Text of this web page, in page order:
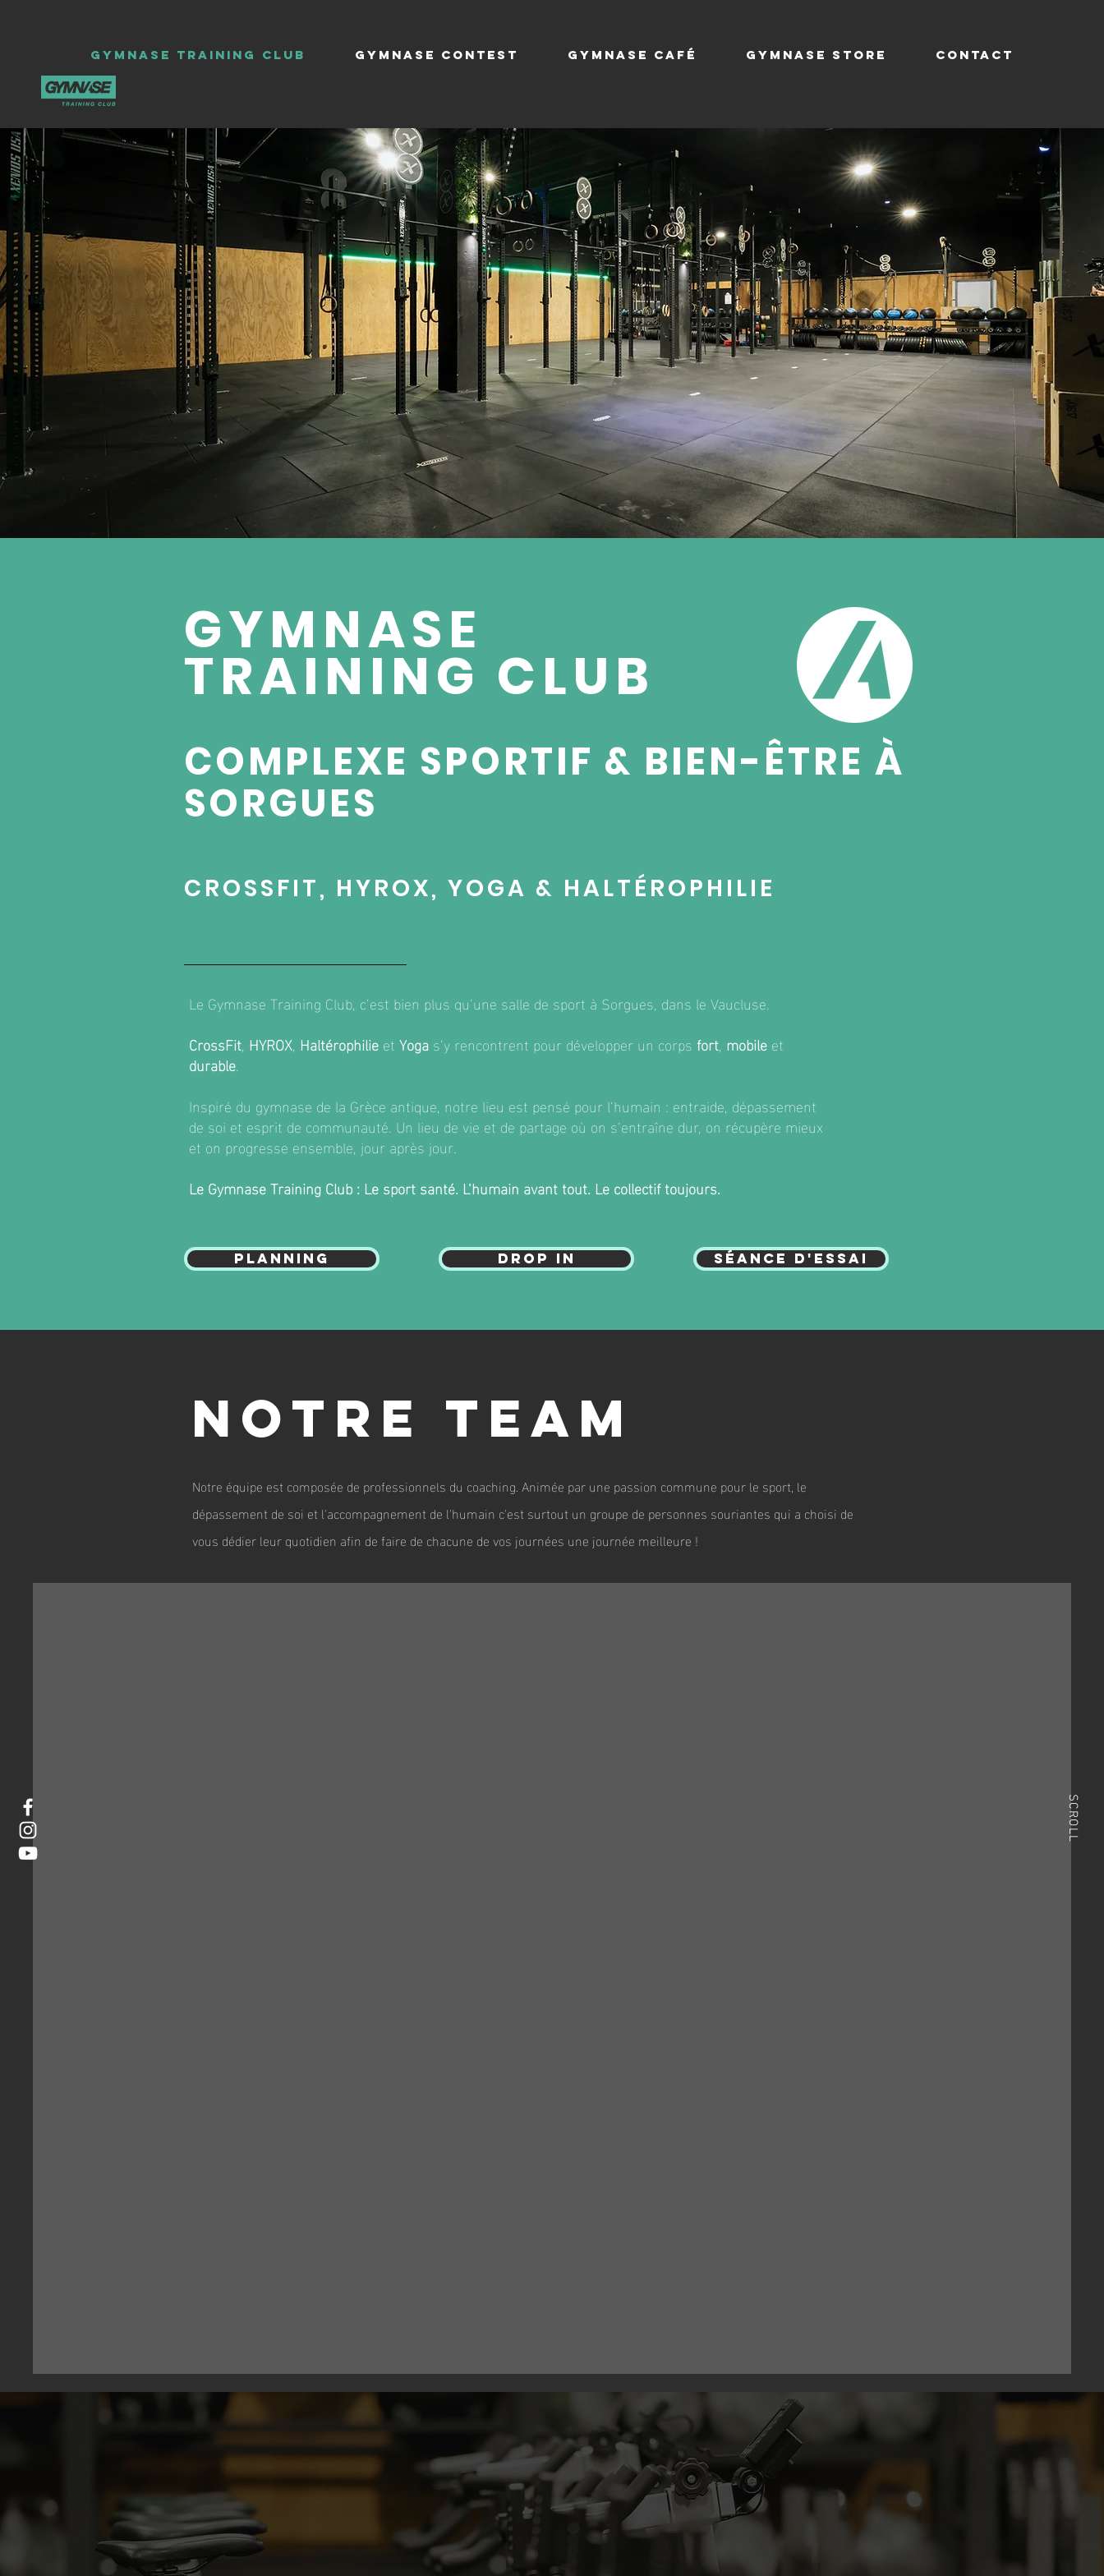
GYMNASE TRAINING CLUB GYMNASE CONTEST GYMNASE CAFÉ GYMNASE STORE CONTACT
SCROLL
GYMNASE
TRAINING CLUB
COMPLEXE SPORTIF & BIEN-ÊTRE À
SORGUES
CROSSFIT, HYROX, YOGA & HALTÉROPHILIE
Le Gymnase Training Club, c’est bien plus qu’une salle de sport à Sorgues, dans le Vaucluse.
CrossFit, HYROX, HaltérophilieetYogas’y rencontrent pour développer un corpsfort, mobileet
durable.
Inspiré du gymnase de la Grèce antique, notre lieu est pensé pour l’humain : entraide, dépassement
de soi et esprit de communauté. Un lieu de vie et de partage où on s’entraîne dur, on récupère mieux
et on progresse ensemble, jour après jour.
Le Gymnase Training Club : Le sport santé. L’humain avant tout. Le collectif toujours.
PLANNING DROP IN séance d'essai
NOTRE TEAM
Notre équipe est composée de professionnels du coaching. Animée par une passion commune pour le sport, le
dépassement de soi et l'accompagnement de l'humain c'est surtout un groupe de personnes souriantes qui a choisi de
vous dédier leur quotidien afin de faire de chacune de vos journées une journée meilleure !